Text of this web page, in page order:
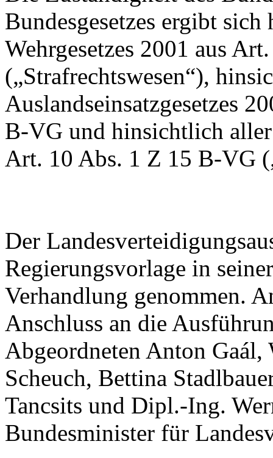
Bundesgesetzes ergibt
Wehrgesetzes 2001 aus
(„Strafrechtswesen“),
Auslandseinsatzgesetzes
B‑VG und hinsichtlich
Art. 10 Abs. 1 Z 15 B-VG
Der
Regierungsvorlage in
Verhandlung genommen.
Anschluss an die
Abgeordneten Anton Gaál,
Scheuch, Bettina
Tancsits und Dipl.-Ing.
Bundesminister für